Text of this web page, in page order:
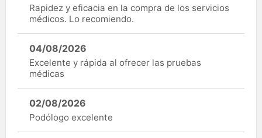
Rapidez y eficacia en la compra de los servicios
médicos. Lo recomiendo.
04/08/2026
Excelente y rápida al ofrecer las pruebas
médicas
02/08/2026
Podólogo excelente